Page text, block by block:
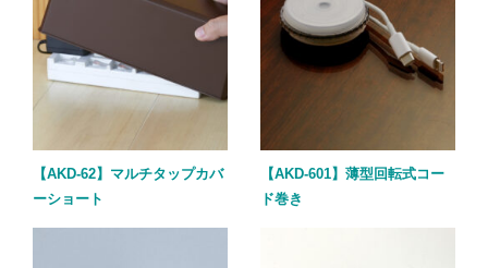
【AKD-62】マルチタップカバ
ーショート
【AKD-601】薄型回転式コー
ド巻き